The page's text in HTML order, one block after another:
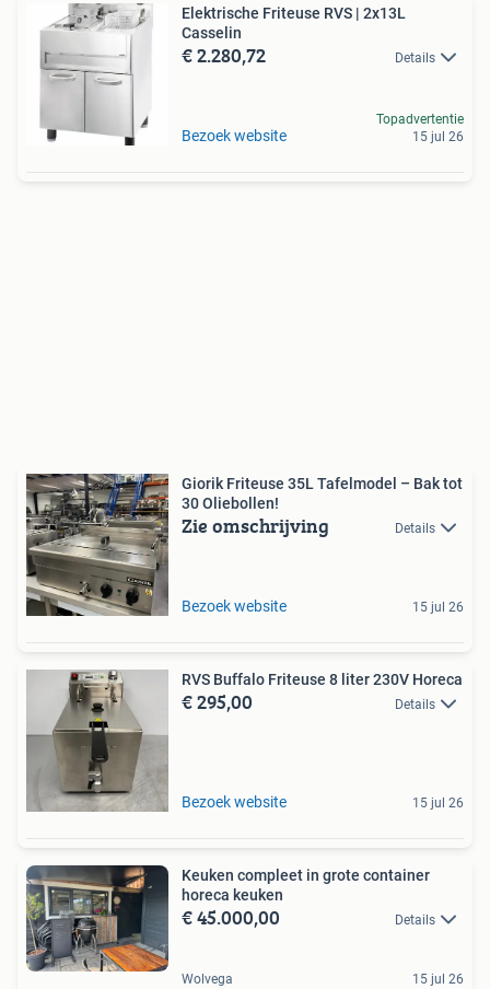
Elektrische Friteuse RVS | 2x13L
Casselin
€ 2.280,72 Details
Bezoek website
Topadvertentie
15 jul 26
Giorik Friteuse 35L Tafelmodel – Bak tot
30 Oliebollen!
Zie omschrijving Details
Bezoek website 15 jul 26
RVS Buffalo Friteuse 8 liter 230V Horeca
€ 295,00 Details
Bezoek website 15 jul 26
Keuken compleet in grote container
horeca keuken
€ 45.000,00 Details
Wolvega 15 jul 26